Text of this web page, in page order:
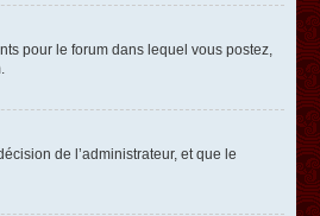
pour le forum dans lequel vous postez,
de l’administrateur, et que le